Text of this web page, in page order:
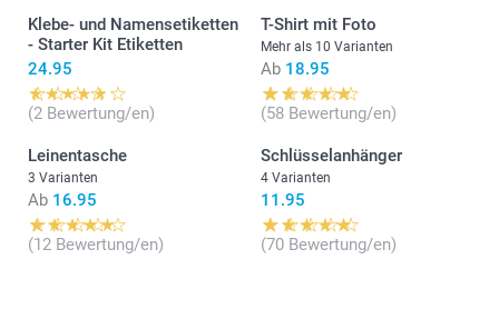
Klebe- und Namensetiketten
- Starter Kit Etiketten
24.95
(2 Bewertung/en)
T-Shirt mit Foto
Mehr als 10 Varianten
Ab 18.95
(58 Bewertung/en)
Leinentasche
3 Varianten
Ab 16.95
(12 Bewertung/en)
Schlüsselanhänger
4 Varianten
11.95
(70 Bewertung/en)